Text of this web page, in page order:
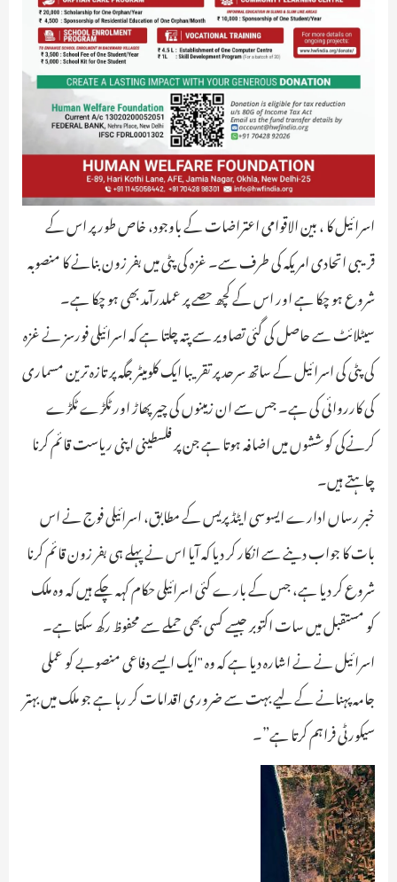
اسرائیل کا ، بین الاقوامی اعتراضات کے باوجود، خاص طور پر اس کے
قریبی اتحادی امریکہ کی طرف سے۔ غزہ کی پٹی میں بفر زون بنانے کا منصوبہ
شروع ہو چکا ہے اور اس کے کچھ حصے پر عملدرآمد بھی ہو چکا ہے۔
سیٹلائٹ سے حاصل کی گئی تصاویر سے پتہ چلتا ہے کہ اسرائیلی فورسز نے غزہ
کی پٹی کی اسرائیل کے ساتھ سرحد پر تقریبا ایک کلومیٹر جگہ پر تازہ ترین مسماری
کی کارروائی کی ہے۔ جس سے ان زمینوں کی چیر پھاڑ اور ٹکڑے ٹکڑے
کرنےکی کوششوں میں اضافہ ہوتا ہے جن پر فلسطینی اپنی ریاست قائم کرنا
چاہتے ہیں۔
خبر رساں ادارے ایسوسی ایٹڈ پریس کے مطابق، اسرائیلی فوج نے اس
بات کا جواب دینے سے انکار کر دیا کہ آیا اس نے پہلے ہی بفر زون قائم کرنا
شروع کر دیا ہے، جس کے بارے کئی اسرائیلی حکام کہہ چکے ہیں کہ وہ ملک
کو مستقبل میں سات اکتوبر جیسے کسی بھی حملے سے محفوظ رکھ سکتا ہے۔
اسرائیل نے نے اشارہ دیا ہے کہ وہ "ایک ایسے دفاعی منصوبے کو عملی
جامہ پہنانے کے لیے بہت سے ضروری اقدامات کر رہا ہے جو ملک میں بہتر
سیکورٹی فراہم کرتا ہے”۔